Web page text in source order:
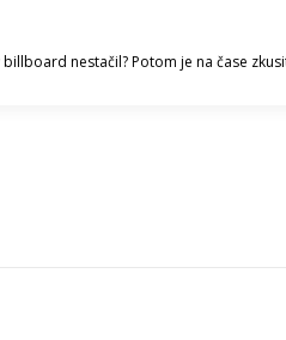
nestačil? Potom je na čase